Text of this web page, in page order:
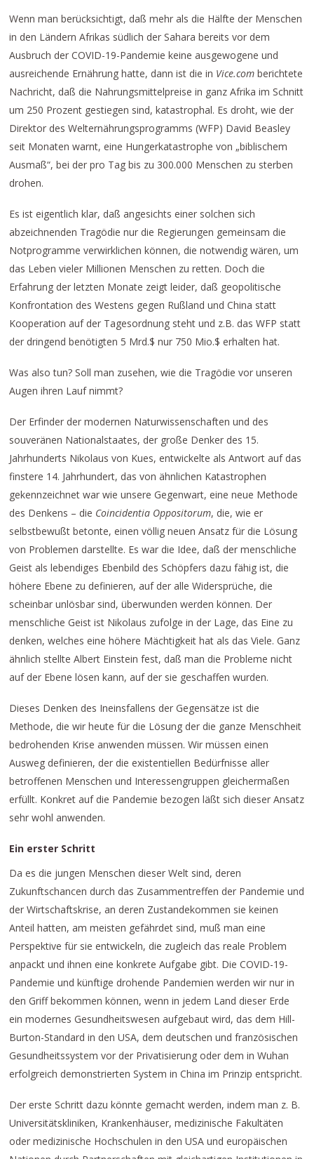
Wenn man berücksichtigt, daß mehr als die Hälfte der Menschen
in den Ländern Afrikas südlich der Sahara bereits vor dem
Ausbruch der COVID-19-Pandemie keine ausgewogene und
ausreichende Ernährung hatte, dann ist die in Vice.com berichtete
Nachricht, daß die Nahrungsmittelpreise in ganz Afrika im Schnitt
um 250 Prozent gestiegen sind, katastrophal. Es droht, wie der
Direktor des Welternährungsprogramms (WFP) David Beasley
seit Monaten warnt, eine Hungerkatastrophe von „biblischem
Ausmaß“, bei der pro Tag bis zu 300.000 Menschen zu sterben
drohen.
Es ist eigentlich klar, daß angesichts einer solchen sich
abzeichnenden Tragödie nur die Regierungen gemeinsam die
Notprogramme verwirklichen können, die notwendig wären, um
das Leben vieler Millionen Menschen zu retten. Doch die
Erfahrung der letzten Monate zeigt leider, daß geopolitische
Konfrontation des Westens gegen Rußland und China statt
Kooperation auf der Tagesordnung steht und z.B. das WFP statt
der dringend benötigten 5 Mrd.$ nur 750 Mio.$ erhalten hat.
Was also tun? Soll man zusehen, wie die Tragödie vor unseren
Augen ihren Lauf nimmt?
Der Erfinder der modernen Naturwissenschaften und des
souveränen Nationalstaates, der große Denker des 15.
Jahrhunderts Nikolaus von Kues, entwickelte als Antwort auf das
finstere 14. Jahrhundert, das von ähnlichen Katastrophen
gekennzeichnet war wie unsere Gegenwart, eine neue Methode
des Denkens – die Coincidentia Oppositorum, die, wie er
selbstbewußt betonte, einen völlig neuen Ansatz für die Lösung
von Problemen darstellte. Es war die Idee, daß der menschliche
Geist als lebendiges Ebenbild des Schöpfers dazu fähig ist, die
höhere Ebene zu definieren, auf der alle Widersprüche, die
scheinbar unlösbar sind, überwunden werden können. Der
menschliche Geist ist Nikolaus zufolge in der Lage, das Eine zu
denken, welches eine höhere Mächtigkeit hat als das Viele. Ganz
ähnlich stellte Albert Einstein fest, daß man die Probleme nicht
auf der Ebene lösen kann, auf der sie geschaffen wurden.
Dieses Denken des Ineinsfallens der Gegensätze ist die
Methode, die wir heute für die Lösung der die ganze Menschheit
bedrohenden Krise anwenden müssen. Wir müssen einen
Ausweg definieren, der die existentiellen Bedürfnisse aller
betroffenen Menschen und Interessengruppen gleichermaßen
erfüllt. Konkret auf die Pandemie bezogen läßt sich dieser Ansatz
sehr wohl anwenden.
Ein erster Schritt
Da es die jungen Menschen dieser Welt sind, deren
Zukunftschancen durch das Zusammentreffen der Pandemie und
der Wirtschaftskrise, an deren Zustandekommen sie keinen
Anteil hatten, am meisten gefährdet sind, muß man eine
Perspektive für sie entwickeln, die zugleich das reale Problem
anpackt und ihnen eine konkrete Aufgabe gibt. Die COVID-19-
Pandemie und künftige drohende Pandemien werden wir nur in
den Griff bekommen können, wenn in jedem Land dieser Erde
ein modernes Gesundheitswesen aufgebaut wird, das dem Hill-
Burton-Standard in den USA, dem deutschen und französischen
Gesundheitssystem vor der Privatisierung oder dem in Wuhan
erfolgreich demonstrierten System in China im Prinzip entspricht.
Der erste Schritt dazu könnte gemacht werden, indem man z. B.
Universitätskliniken, Krankenhäuser, medizinische Fakultäten
oder medizinische Hochschulen in den USA und europäischen